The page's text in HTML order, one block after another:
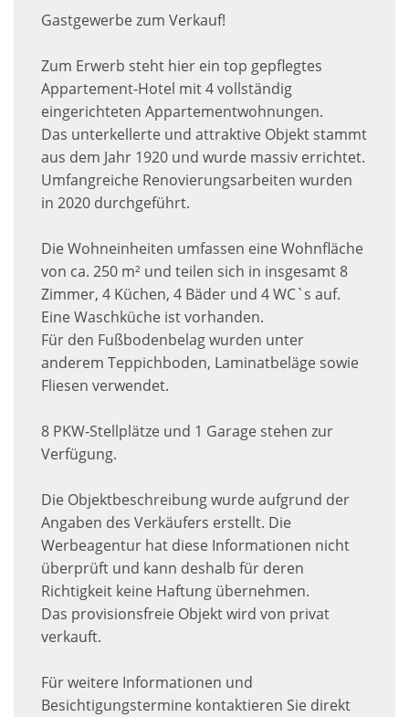
Gastgewerbe zum Verkauf!
Zum Erwerb steht hier ein top gepflegtes
Appartement-Hotel mit 4 vollständig
eingerichteten Appartementwohnungen.
Das unterkellerte und attraktive Objekt stammt
aus dem Jahr 1920 und wurde massiv errichtet.
Umfangreiche Renovierungsarbeiten wurden
in 2020 durchgeführt.
Die Wohneinheiten umfassen eine Wohnfläche
von ca. 250 m² und teilen sich in insgesamt 8
Zimmer, 4 Küchen, 4 Bäder und 4 WC`s auf.
Eine Waschküche ist vorhanden.
Für den Fußbodenbelag wurden unter
anderem Teppichboden, Laminatbeläge sowie
Fliesen verwendet.
8 PKW-Stellplätze und 1 Garage stehen zur
Verfügung.
Die Objektbeschreibung wurde aufgrund der
Angaben des Verkäufers erstellt. Die
Werbeagentur hat diese Informationen nicht
überprüft und kann deshalb für deren
Richtigkeit keine Haftung übernehmen.
Das provisionsfreie Objekt wird von privat
verkauft.
Für weitere Informationen und
Besichtigungstermine kontaktieren Sie direkt